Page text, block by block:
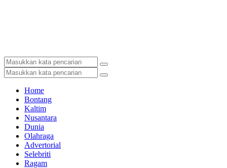
Home
Bontang
Kaltim
Nusantara
Dunia
Olahraga
Advertorial
Selebriti
Ragam